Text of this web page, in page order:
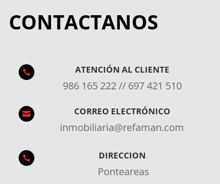
CONTACTANOS
 ATENCIÓN AL CLIENTE
986 165 222 // 697 421 510
 CORREO ELECTRÓNICO
inmobiliaria@refaman.com
 DIRECCION
Ponteareas